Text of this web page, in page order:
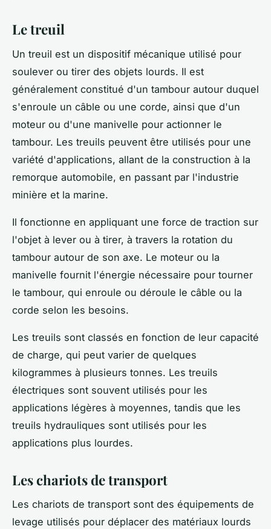
Le treuil
Un treuil est un dispositif mécanique utilisé pour
soulever ou tirer des objets lourds. Il est
généralement constitué d'un tambour autour duquel
s'enroule un câble ou une corde, ainsi que d'un
moteur ou d'une manivelle pour actionner le
tambour. Les treuils peuvent être utilisés pour une
variété d'applications, allant de la construction à la
remorque automobile, en passant par l'industrie
minière et la marine.
Il fonctionne en appliquant une force de traction sur
l'objet à lever ou à tirer, à travers la rotation du
tambour autour de son axe. Le moteur ou la
manivelle fournit l'énergie nécessaire pour tourner
le tambour, qui enroule ou déroule le câble ou la
corde selon les besoins.
Les treuils sont classés en fonction de leur capacité
de charge, qui peut varier de quelques
kilogrammes à plusieurs tonnes. Les treuils
électriques sont souvent utilisés pour les
applications légères à moyennes, tandis que les
treuils hydrauliques sont utilisés pour les
applications plus lourdes.
Les chariots de transport
Les chariots de transport sont des équipements de
levage utilisés pour déplacer des matériaux lourds